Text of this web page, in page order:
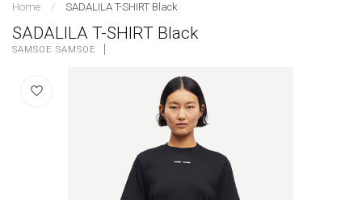
Home / SADALILA T-SHIRT Black
SADALILA T-SHIRT Black
SAMSOE SAMSOE